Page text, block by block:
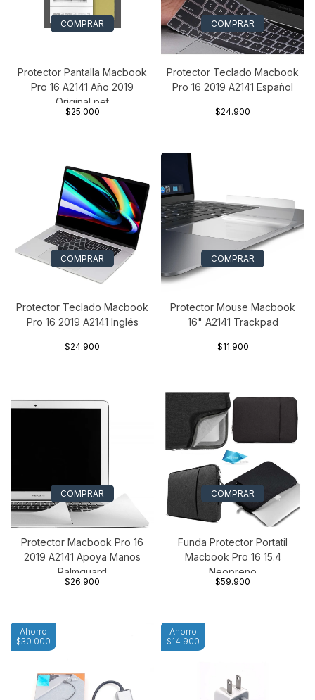
COMPRAR
Protector Pantalla Macbook
Pro 16 A2141 Año 2019
Original pet
$25.000
COMPRAR
Protector Teclado Macbook
Pro 16 2019 A2141 Español
$24.900
COMPRAR
Protector Teclado Macbook
Pro 16 2019 A2141 Inglés
$24.900
COMPRAR
Protector Mouse Macbook
16" A2141 Trackpad
$11.900
COMPRAR
Protector Macbook Pro 16
2019 A2141 Apoya Manos
Palmguard
$26.900
COMPRAR
Funda Protector Portatil
Macbook Pro 16 15.4
Neopreno
$59.900
Ahorro
$30.000
Ahorro
$14.900